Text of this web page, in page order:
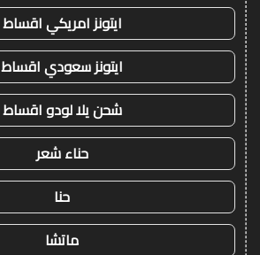
ايتونز امريكي اقساط
ايتونز سعودي اقساط
شحن يلا لودو اقساط
حناء شعر
حنا
ماتشا